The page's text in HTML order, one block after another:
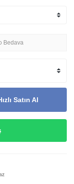
Bedava
Satın Al